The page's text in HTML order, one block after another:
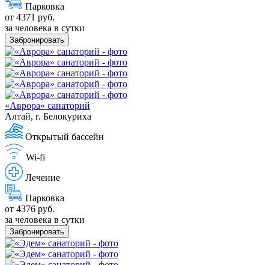
Парковка
от 4371 руб.
за человека в сутки
Забронировать
«Аврора» санаторий
Алтай, г. Белокуриха
Открытый бассейн
Wi-fi
Лечение
Парковка
от 4376 руб.
за человека в сутки
Забронировать